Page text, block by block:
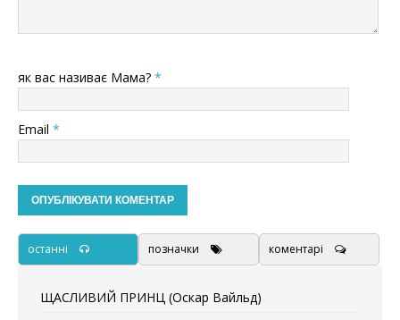
як вас називає Мама? *
Email *
останні позначки коментарі
ЩАСЛИВИЙ ПРИНЦ (Оскар Вайльд)